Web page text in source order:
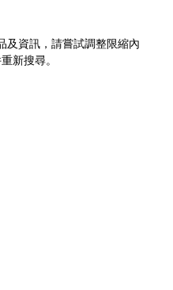
及資訊，請嘗試調整限縮內
新搜尋。